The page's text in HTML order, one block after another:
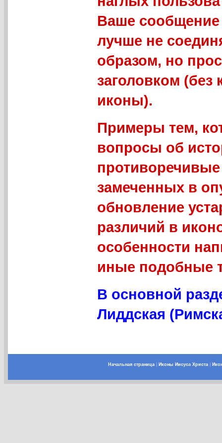
Ваше
лучше не
образом, но
заголовком (без
иконы).
Примеры тем,
вопросы об
замеченных в
обновление
различий в
особенности
иные подобные
В основной
Лиддская
Начальная страница| Иконы Иисуса Христа|